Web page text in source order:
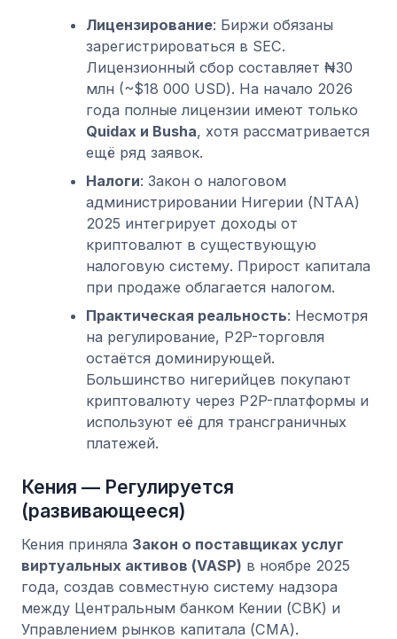
Лицензирование: Биржи обязаны
зарегистрироваться в SEC.
Лицензионный сбор составляет ₦30
млн (~$18 000 USD). На начало 2026
года полные лицензии имеют только
Quidax и Busha, хотя рассматривается
ещё ряд заявок.
Налоги: Закон о налоговом
администрировании Нигерии (NTAA)
2025 интегрирует доходы от
криптовалют в существующую
налоговую систему. Прирост капитала
при продаже облагается налогом.
Практическая реальность: Несмотря
на регулирование, P2P-торговля
остаётся доминирующей.
Большинство нигерийцев покупают
криптовалюту через P2P-платформы и
используют её для трансграничных
платежей.
Кения — Регулируется
(развивающееся)
Кения приняла Закон о поставщиках услуг
виртуальных активов (VASP) в ноябре 2025
года, создав совместную систему надзора
между Центральным банком Кении (CBK) и
Управлением рынков капитала (CMA).